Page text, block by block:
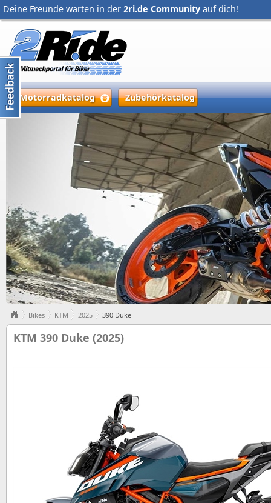
Deine Freunde warten in der 2ri.de Community auf dich!
Motorradkatalog Zubehörkatalog
Bikes KTM 2025 390 Duke
KTM 390 Duke (2025)